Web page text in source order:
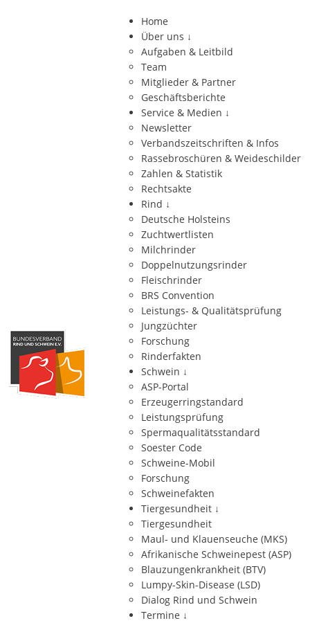
Home
Über uns ↓
Aufgaben & Leitbild
Team
Mitglieder & Partner
Geschäftsberichte
Service & Medien ↓
Newsletter
Verbandszeitschriften & Infos
Rassebroschüren & Weideschilder
Zahlen & Statistik
Rechtsakte
Rind ↓
Deutsche Holsteins
Zuchtwertlisten
Milchrinder
Doppelnutzungsrinder
Fleischrinder
BRS Convention
Leistungs- & Qualitätsprüfung
Jungzüchter
Forschung
Rinderfakten
Schwein ↓
ASP-Portal
Erzeugerringstandard
Leistungsprüfung
Spermaqualitätsstandard
Soester Code
Schweine-Mobil
Forschung
Schweinefakten
Tiergesundheit ↓
Tiergesundheit
Maul- und Klauenseuche (MKS)
Afrikanische Schweinepest (ASP)
Blauzungenkrankheit (BTV)
Lumpy-Skin-Disease (LSD)
Dialog Rind und Schwein
Termine ↓